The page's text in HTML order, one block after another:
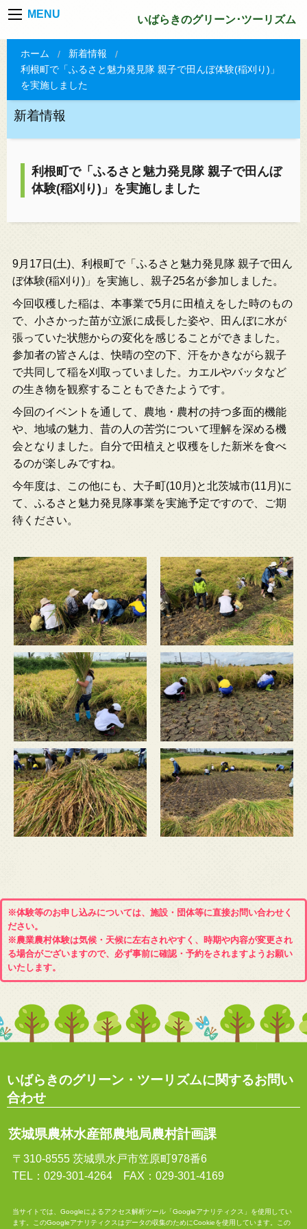
MENU いばらきのグリーン･ツーリズム
ホーム
新着情報
利根町で「ふるさと魅力発見隊 親子で田んぼ体験(稲刈り)」
を実施しました
新着情報
利根町で「ふるさと魅力発見隊 親子で田んぼ
体験(稲刈り)」を実施しました
9月17日(土)、利根町で「ふるさと魅力発見隊 親子で田ん
ぼ体験(稲刈り)」を実施し、親子25名が参加しました。
今回収穫した稲は、本事業で5月に田植えをした時のもの
で、小さかった苗が立派に成長した姿や、田んぼに水が
張っていた状態からの変化を感じることができました。
参加者の皆さんは、快晴の空の下、汗をかきながら親子
で共同して稲を刈取っていました。カエルやバッタなど
の生き物を観察することもできたようです。
今回のイベントを通して、農地・農村の持つ多面的機能
や、地域の魅力、昔の人の苦労について理解を深める機
会となりました。自分で田植えと収穫をした新米を食べ
るのが楽しみですね。
今年度は、この他にも、大子町(10月)と北茨城市(11月)に
て、ふるさと魅力発見隊事業を実施予定ですので、ご期
待ください。
※体験等のお申し込みについては、施設・団体等に直接お問い合わせく
ださい。
※農業農村体験は気候・天候に左右されやすく、時期や内容が変更され
る場合がございますので、必ず事前に確認・予約をされますようお願い
いたします。
いばらきのグリーン・ツーリズムに関するお問い
合わせ
茨城県農林水産部農地局農村計画課
〒310-8555 茨城県水戸市笠原町978番6
TEL：029-301-4264 FAX：029-301-4169
当サイトでは、Googleによるアクセス解析ツール「Googleアナリティクス」を使用してい
ます。このGoogleアナリティクスはデータの収集のためにCookieを使用しています。この